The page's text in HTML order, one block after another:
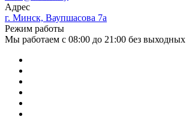
Адрес
г. Минск, Ваупшасова 7а
Режим работы
Мы работаем с 08:00 до 21:00 без выходных